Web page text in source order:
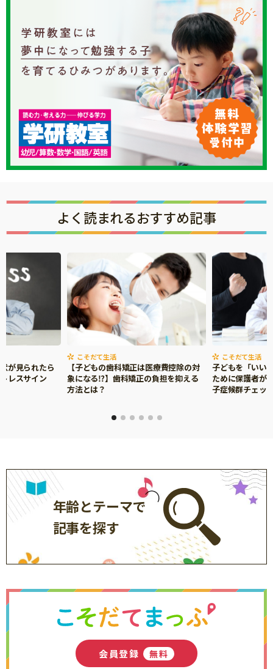
よく読まれるおすすめ記事
が見られたら
レスサイン
こそだて生活
【子どもの歯科矯正は医療費控除の対
象になる⁉】歯科矯正の負担を抑える
方法とは？
こそだて生活
子どもを「いい
ために保護者が
子症候群チェッ
年齢とテーマで
記事を探す
会員登録 無料